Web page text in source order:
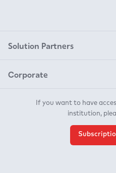
Solution Partners
Corporate
If you want to have
institution,